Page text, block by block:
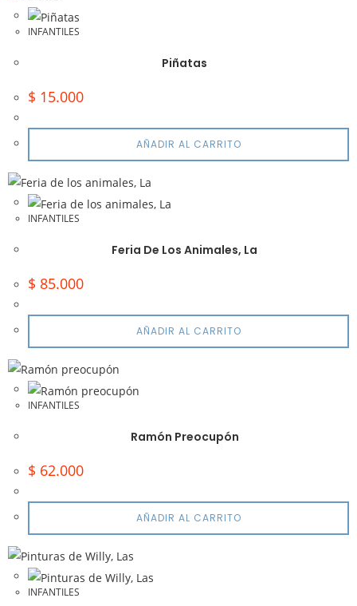
INFANTILES
Piñatas
$ 15.000
AÑADIR AL CARRITO
INFANTILES
Feria De Los Animales, La
$ 85.000
AÑADIR AL CARRITO
INFANTILES
Ramón Preocupón
$ 62.000
AÑADIR AL CARRITO
INFANTILES